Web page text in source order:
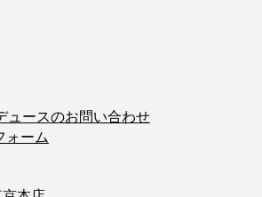
ュースのお問い合わせ
ォーム